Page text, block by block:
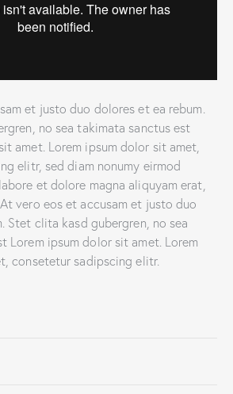
et justo duo dolores et ea rebum.
no sea takimata sanctus est
amet. Lorem ipsum dolor sit amet,
elitr, sed diam nonumy eirmod
et dolore magna aliquyam erat,
vero eos et accusam et justo duo
Stet clita kasd gubergren, no sea
Lorem ipsum dolor sit amet. Lorem
consetetur sadipscing elitr.